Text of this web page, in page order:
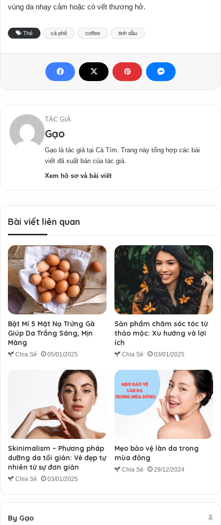
vùng da nhạy cảm hoặc có vết thương hở.
Thẻ cà phê coffee tinh dầu
TÁC GIẢ
Gạo
Gạo là tác giả tại Cà Tím. Trang này tổng hợp các bài
viết đã xuất bản của tác giả.
Xem hồ sơ và bài viết
Bài viết liên quan
Bật Mí 5 Mặt Nạ Trứng Gà
Giúp Da Trắng Sáng, Mịn
Màng
Chia Sẻ 05/01/2025
Sản phẩm chăm sóc tóc từ
thảo mộc: Xu hướng và lợi
ích
Chia Sẻ 03/01/2025
Skinimalism – Phương pháp
dưỡng da tối giản: Vẻ đẹp tự
nhiên từ sự đơn giản
Chia Sẻ 03/01/2025
Mẹo bảo vệ làn da trong
mùa đông
Chia Sẻ 29/12/2024
By Gạo